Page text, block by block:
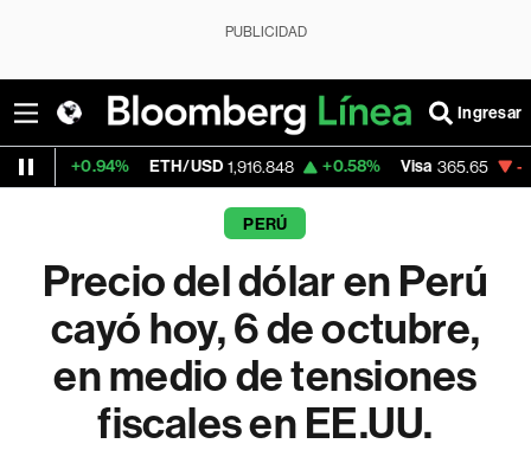
PUBLICIDAD
Ingresar
ETH/USD 1,916.848 +0.58% Visa 365.65 -1.30%
PERÚ
Precio del dólar en Perú
cayó hoy, 6 de octubre,
en medio de tensiones
fiscales en EE.UU.